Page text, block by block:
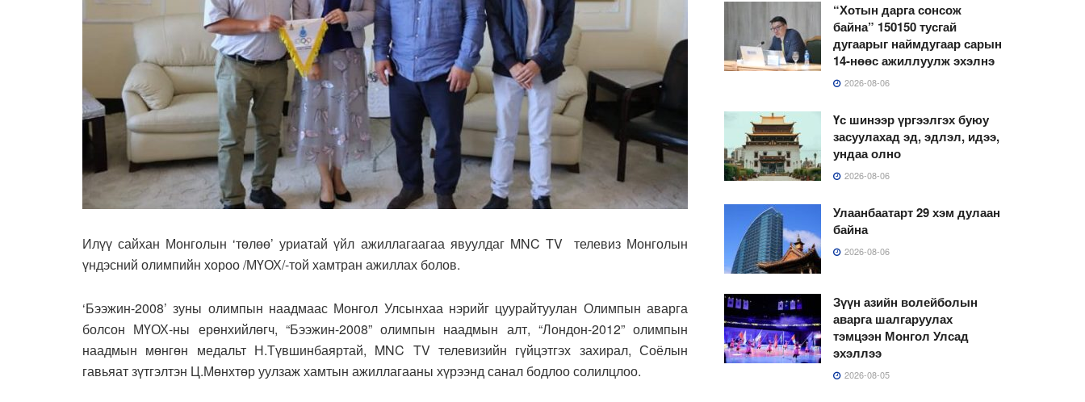
Илүү сайхан Монголын ‘төлөө’ уриатай үйл ажиллагаагаа явуулдаг MNC TV телевиз Монголын
үндэсний олимпийн хороо /МҮОХ/-той хамтран ажиллах болов.
‘Бээжин-2008’ зуны олимпын наадмаас Монгол Улсынхаа нэрийг цуурайтуулан Олимпын аварга
болсон МҮОХ-ны ерөнхийлөгч, “Бээжин-2008” олимпын наадмын алт, “Лондон-2012” олимпын
наадмын мөнгөн медальт Н.Түвшинбаяртай, MNC TV телевизийн гүйцэтгэх захирал, Соёлын
гавьяат зүтгэлтэн Ц.Мөнхтөр уулзаж хамтын ажиллагааны хүрээнд санал бодлоо солилцлоо.
“Хотын дарга сонсож
байна” 150150 тусгай
дугаарыг наймдугаар сарын
14-нөөс ажиллуулж эхэлнэ
2026-08-06
Үс шинээр үргээлгэх буюу
засуулахад эд, эдлэл, идээ,
ундаа олно
2026-08-06
Улаанбаатарт 29 хэм дулаан
байна
2026-08-06
Зүүн азийн волейболын
аварга шалгаруулах
тэмцээн Монгол Улсад
эхэллээ
2026-08-05